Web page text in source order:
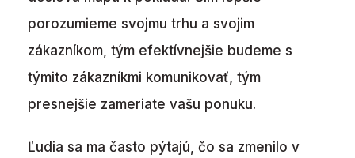
porozumieme svojmu trhu a svojim
zákazníkom, tým efektívnejšie budeme s
týmito zákazníkmi komunikovať, tým
presnejšie zameriate vašu ponuku.
Ľudia sa ma často pýtajú, čo sa zmenilo v